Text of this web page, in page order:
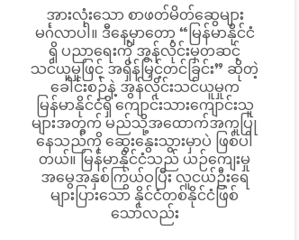
အားလုံးသော စာဖတ်မိတ်ဆွေများ
မင်္ဂလာပါ။ ဒီနေ့မှာတော့ “မြန်မာနိုင်ငံ
ရှိ ပညာရေးကို အွန်လိုင်းမှတဆင့်
သင်ယူမှုဖြင့် အရှိန်မြှင့်တင်ခြင်း” ဆိုတဲ့
ခေါင်းစဉ်နဲ့ အွန်လိုင်းသင်ယူမှုက
မြန်မာနိုင်ငံရှိ ကျောင်းသားကျောင်းသူ
များအတွက် မည်သို့အထောက်အကူပြု
နေသည်ကို ဆွေးနွေးသွားမှာပဲ ဖြစ်ပါ
တယ်။ မြန်မာနိုင်ငံသည် ယဉ်ကျေးမှု
အမွေအနှစ်ကြွယ်ဝပြီး လူငယ်ဦးရေ
များပြားသော နိုင်ငံတစ်နိုင်ငံဖြစ်
သော်လည်း